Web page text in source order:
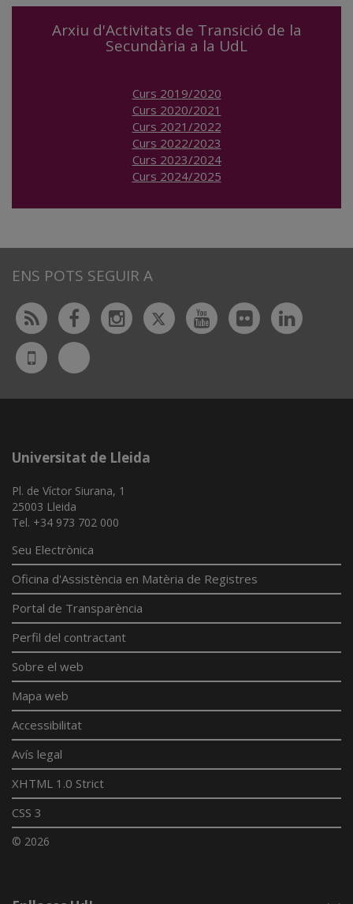
Arxiu d'Activitats de Transició de la
Secundària a la UdL
Curs 2019/2020
Curs 2020/2021
Curs 2021/2022
Curs 2022/2023
Curs 2023/2024
Curs 2024/2025
ENS POTS SEGUIR A
Rss FacebookInstagram
TwitterYoutubeFlickr
UdL
App
Bluesky
Universitat de Lleida
Pl. de Víctor Siurana, 1
25003 Lleida
Tel. +34 973 702 000
Seu Electrònica
Oficina d'Assistència en Matèria de Registres
Portal de Transparència
Perfil del contractant
Sobre el web
Mapa web
Accessibilitat
Avís legal
XHTML 1.0 Strict
CSS 3
© 2026